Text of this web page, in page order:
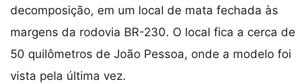
decomposição, em um local de mata fechada às
margens da rodovia BR-230. O local fica a cerca de
50 quilômetros de João Pessoa, onde a modelo foi
vista pela última vez.